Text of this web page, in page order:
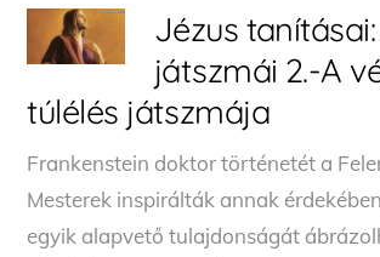
Jézus
játszmái 2.-A
túlélés játszmája
Frankenstein doktor történetét a
Mesterek inspirálták annak
egyik alapvető tulajdonságát